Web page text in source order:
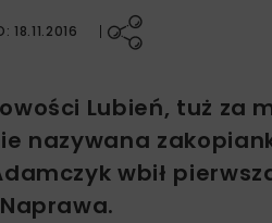
18.11.2016
Lubień, tuż za
nazywana
wbił